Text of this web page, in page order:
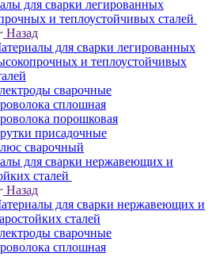
для сварки легированных
и теплоустойчивых сталей
Назад
для сварки легированных
и теплоустойчивых
сварочные
сплошная
порошковая
присадочные
сварочный
для сварки нержавеющих и
сталей
Назад
для сварки нержавеющих и
сталей
сварочные
сплошная